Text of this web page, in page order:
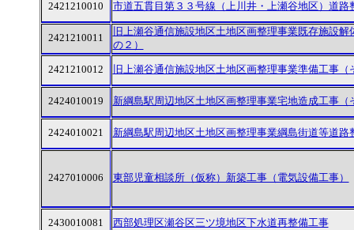
2421210010 市道五貫目第３３号線（上川井・上瀬谷地区）道路
2421210011
旧上瀬谷通信施設地区土地区画整理事業既存施設
の２）
2421210012 旧上瀬谷通信施設地区土地区画整理事業準備工事（
2424010019 新綱島駅周辺地区土地区画整理事業宅地造成工事（
2424010021 新綱島駅周辺地区土地区画整理事業綱島街道等道路
2427010006 東部児童相談所（仮称）新築工事（電気設備工事）
2430010081 西部処理区瀬谷区三ツ境地区下水道再整備工事